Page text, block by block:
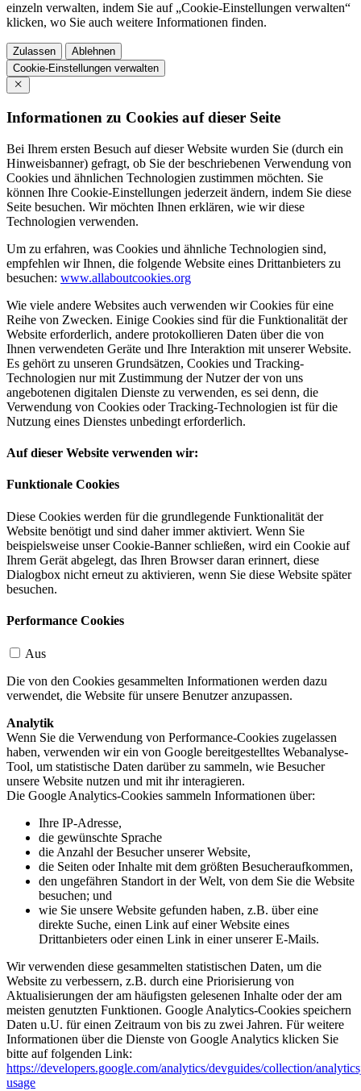
einzeln verwalten, indem Sie auf „Cookie-Einstellungen verwalten“
klicken, wo Sie auch weitere Informationen finden.
Zulassen
Ablehnen
Cookie-Einstellungen verwalten
Informationen zu Cookies auf dieser Seite
Bei Ihrem ersten Besuch auf dieser Website wurden Sie (durch ein
Hinweisbanner) gefragt, ob Sie der beschriebenen Verwendung von
Cookies und ähnlichen Technologien zustimmen möchten. Sie
können Ihre Cookie-Einstellungen jederzeit ändern, indem Sie diese
Seite besuchen. Wir möchten Ihnen erklären, wie wir diese
Technologien verwenden.
Um zu erfahren, was Cookies und ähnliche Technologien sind,
empfehlen wir Ihnen, die folgende Website eines Drittanbieters zu
besuchen: www.allaboutcookies.org
Wie viele andere Websites auch verwenden wir Cookies für eine
Reihe von Zwecken. Einige Cookies sind für die Funktionalität der
Website erforderlich, andere protokollieren Daten über die von
Ihnen verwendeten Geräte und Ihre Interaktion mit unserer Website.
Es gehört zu unseren Grundsätzen, Cookies und Tracking-
Technologien nur mit Zustimmung der Nutzer der von uns
angebotenen digitalen Dienste zu verwenden, es sei denn, die
Verwendung von Cookies oder Tracking-Technologien ist für die
Nutzung eines Dienstes unbedingt erforderlich.
Auf dieser Website verwenden wir:
Funktionale Cookies
Diese Cookies werden für die grundlegende Funktionalität der
Website benötigt und sind daher immer aktiviert. Wenn Sie
beispielsweise unser Cookie-Banner schließen, wird ein Cookie auf
Ihrem Gerät abgelegt, das Ihren Browser daran erinnert, diese
Dialogbox nicht erneut zu aktivieren, wenn Sie diese Website später
besuchen.
Performance Cookies
Aus
Die von den Cookies gesammelten Informationen werden dazu
verwendet, die Website für unsere Benutzer anzupassen.
Analytik
Wenn Sie die Verwendung von Performance-Cookies zugelassen
haben, verwenden wir ein von Google bereitgestelltes Webanalyse-
Tool, um statistische Daten darüber zu sammeln, wie Besucher
unsere Website nutzen und mit ihr interagieren.
Die Google Analytics-Cookies sammeln Informationen über:
Ihre IP-Adresse,
die gewünschte Sprache
die Anzahl der Besucher unserer Website,
die Seiten oder Inhalte mit dem größten Besucheraufkommen,
den ungefähren Standort in der Welt, von dem Sie die Website
besuchen; und
wie Sie unsere Website gefunden haben, z.B. über eine
direkte Suche, einen Link auf einer Website eines
Drittanbieters oder einen Link in einer unserer E-Mails.
Wir verwenden diese gesammelten statistischen Daten, um die
Website zu verbessern, z.B. durch eine Priorisierung von
Aktualisierungen der am häufigsten gelesenen Inhalte oder der am
meisten genutzten Funktionen. Google Analytics-Cookies speichern
Daten u.U. für einen Zeitraum von bis zu zwei Jahren. Für weitere
Informationen über die Dienste von Google Analytics klicken Sie
bitte auf folgenden Link:
https://developers.google.com/analytics/devguides/collection/
usage